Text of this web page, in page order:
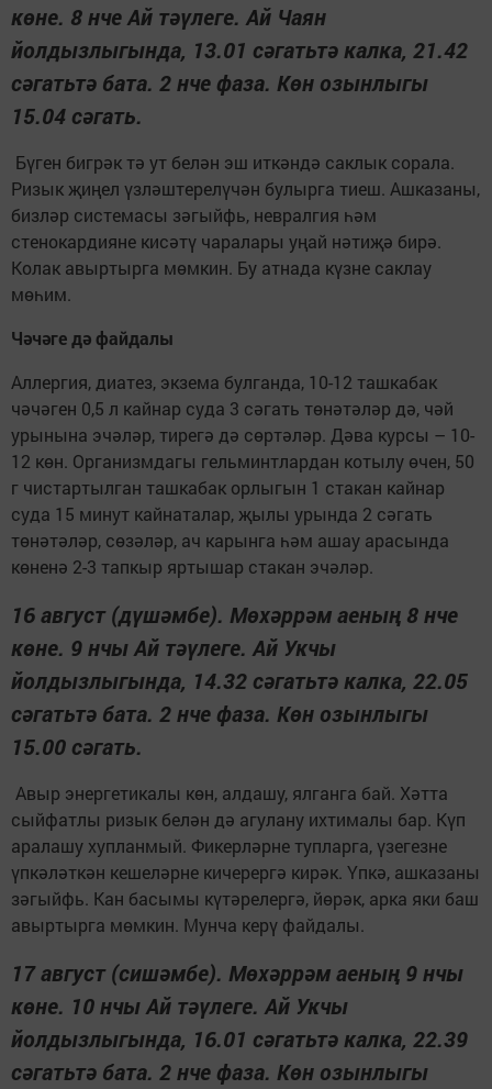
көне. 8 нче Ай тәүлеге. Ай Чаян
йолдызлыгында, 13.01 сәгатьтә калка, 21.42
сәгатьтә бата. 2 нче фаза. Көн озынлыгы
15.04 сәгать.
Бүген бигрәк тә ут белән эш иткәндә саклык сорала.
Ризык җиңел үзләштерелүчән булырга тиеш. Ашказаны,
бизләр системасы зәгыйфь, невралгия һәм
стенокардияне кисәтү чаралары уңай нәтиҗә бирә.
Колак авыртырга мөмкин. Бу атнада күзне саклау
мөһим.
Чәчәге дә файдалы
Аллергия, диатез, экзема булганда, 10-12 ташкабак
чәчәген 0,5 л кайнар суда 3 сәгать төнәтәләр дә, чәй
урынына эчәләр, тирегә дә сөртәләр. Дәва курсы – 10-
12 көн. Организмдагы гельминтлардан котылу өчен, 50
г чистартылган ташкабак орлыгын 1 стакан кайнар
суда 15 минут кайнаталар, җылы урында 2 сәгать
төнәтәләр, сөзәләр, ач карынга һәм ашау арасында
көненә 2-3 тапкыр яртышар стакан эчәләр.
16 август (дүшәмбе). Мөхәррәм аеның 8 нче
көне. 9 нчы Ай тәүлеге. Ай Укчы
йолдызлыгында, 14.32 сәгатьтә калка, 22.05
сәгатьтә бата. 2 нче фаза. Көн озынлыгы
15.00 сәгать.
Авыр энергетикалы көн, алдашу, ялганга бай. Хәтта
сыйфатлы ризык белән дә агулану ихтималы бар. Күп
аралашу хупланмый. Фикерләрне тупларга, үзегезне
үпкәләткән кешеләрне кичерергә кирәк. Үпкә, ашказаны
зәгыйфь. Кан басымы күтәрелергә, йөрәк, арка яки баш
авыртырга мөмкин. Мунча керү файдалы.
17 август (сишәмбе). Мөхәррәм аеның 9 нчы
көне. 10 нчы Ай тәүлеге. Ай Укчы
йолдызлыгында, 16.01 сәгатьтә калка, 22.39
сәгатьтә бата. 2 нче фаза. Көн озынлыгы